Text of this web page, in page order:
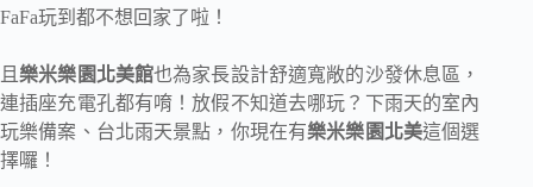
FaFa玩到都不想回家了啦！
且樂米樂園北美館也為家長設計舒適寬敞的沙發休息區，
連插座充電孔都有唷！放假不知道去哪玩？下雨天的室內
玩樂備案、台北雨天景點，你現在有樂米樂園北美這個選
擇囉！